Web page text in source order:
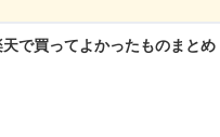
で買ってよかったものまとめ